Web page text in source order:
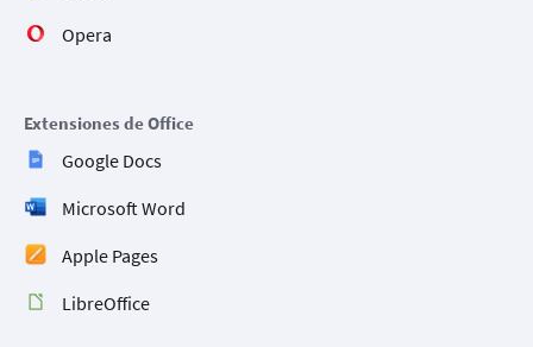
Opera
Extensiones de Office
Google Docs
Microsoft Word
Apple Pages
LibreOffice